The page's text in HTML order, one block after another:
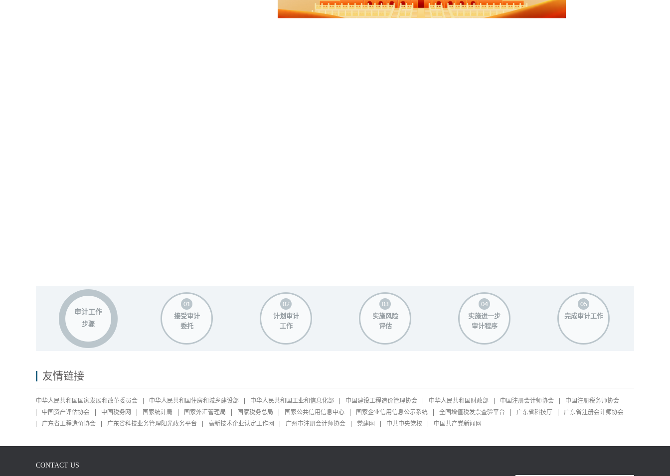
审计工作
步骤
接受审计
委托
计划审计
工作
实施风险
评估
实施进一步
审计程序
完成审计工作
友情链接
中华人民共和国国家发展和改革委员会 中华人民共和国住房和城乡建设部 中华人民共和国工业和信息化部 中国建设工程造价管理协会 中华人民共和国财政部 中国注册会计师协会
中国注册税务师协会
中国资产评估协会
中国税务网 国家统计局 国家外汇管理局 国家税务总局 国家公共信用信息中心 国家企业信用信息公示系统 全国增值税发票查验平台 广东省科技厅
广东省注册会计师协会
广东省工程造价协会
广东省科技业务管理阳光政务平台 高新技术企业认定工作网 广州市注册会计师协会 党建网 中共中央党校 中国共产党新闻网
CONTACT US